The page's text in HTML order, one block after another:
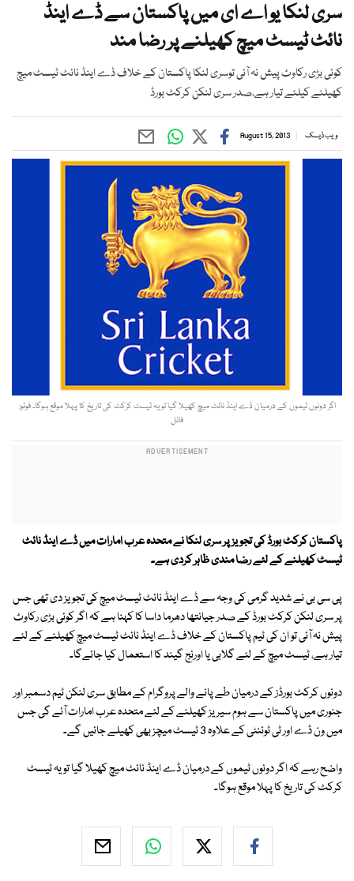
سری لنکا یو اے ای میں پاکستان سے ڈے اینڈ
نائٹ ٹیسٹ میچ کھیلنے پر رضا مند
کوئی بڑی رکاوٹ پیش نہ آئی توسری لنکا پاکستان کے خلاف ڈے اینڈ نائٹ ٹیسٹ میچ
کھیلنے کیلئے تیار ہے،صدر سری لنکن کرکٹ بورڈ
ویب ڈیسک August 15, 2013
اگر دونوں ٹیموں کے درمیان ڈے اینڈ نائٹ میچ کھیلا گیا تو یہ ٹیسٹ کرکٹ کی تاریخ کا پہلا موقع ہوگا۔ فوٹو:
فائل
پاکستان کرکٹ بورڈ کی تجویز پر سری لنکا نے متحدہ عرب امارات میں ڈے اینڈ نائٹ
ٹیسٹ کھیلنے کے لئے رضا مندی ظاہر کردی ہے۔
پی سی بی نے شدید گرمی کی وجہ سے ڈے اینڈ نائٹ ٹیسٹ میچ کی تجویز دی تھی جس
پر سری لنکن کرکٹ بورڈ کے صدر جیانتھا دھرما داسا کا کہنا ہے کہ اگر کوئی بڑی رکاوٹ
پیش نہ آئی تو ان کی ٹیم پاکستان کے خلاف ڈے اینڈ نائٹ ٹیسٹ میچ کھیلنے کے لئے
تیار ہے، ٹیسٹ میچ کے لئے گلابی یا اورنج گیند کا استعمال کیا جائےگا۔
دونوں کرکٹ بورڈز کے درمیان طے پانے والے پروگرام کے مطابق سری لنکن ٹیم دسمبر اور
جنوری میں پاکستان سے ہوم سیریز کھیلنے کے لئے متحدہ عرب امارات آئے گی جس
میں ون ڈے اور ٹی ٹوئنٹی کے علاوہ 3 ٹیسٹ میچز بھی کھیلے جائیں گے۔
واضح رہے کہ اگر دونوں ٹیموں کے درمیان ڈے اینڈ نائٹ میچ کھیلا گیا تو یہ ٹیسٹ
کرکٹ کی تاریخ کا پہلا موقع ہوگا۔